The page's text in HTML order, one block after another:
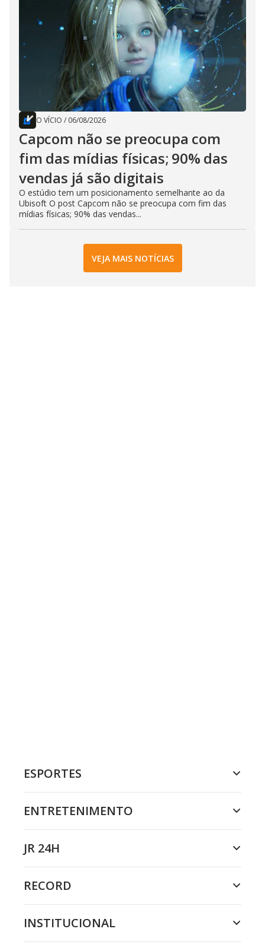
O VÍCIO / 06/08/2026
Capcom não se preocupa com
fim das mídias físicas; 90% das
vendas já são digitais
O estúdio tem um posicionamento semelhante ao da
Ubisoft O post Capcom não se preocupa com fim das
mídias físicas; 90% das vendas...
VEJA MAIS NOTÍCIAS
ESPORTES
ENTRETENIMENTO
JR 24H
RECORD
INSTITUCIONAL